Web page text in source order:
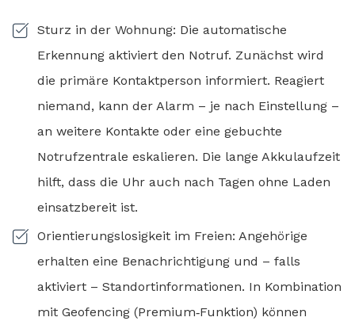
Sturz in der Wohnung: Die automatische
Erkennung aktiviert den Notruf. Zunächst wird
die primäre Kontaktperson informiert. Reagiert
niemand, kann der Alarm – je nach Einstellung –
an weitere Kontakte oder eine gebuchte
Notrufzentrale eskalieren. Die lange Akkulaufzeit
hilft, dass die Uhr auch nach Tagen ohne Laden
einsatzbereit ist.
Orientierungslosigkeit im Freien: Angehörige
erhalten eine Benachrichtigung und – falls
aktiviert – Standortinformationen. In Kombination
mit Geofencing (Premium‑Funktion) können